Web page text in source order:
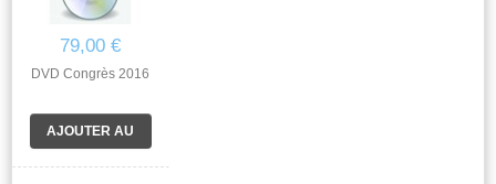
79,00 €
DVD Congrès 2016
AJOUTER AU
PANIER